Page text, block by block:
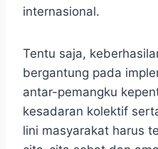
internasional.
Tentu saja,
bergantung pada
antar-pemangku
kesadaran kolektif
lini masyarakat harus